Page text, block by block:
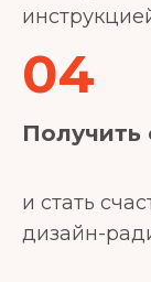
04
Получить
и стать
дизайн-